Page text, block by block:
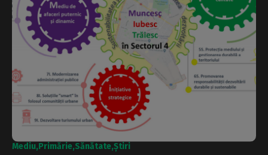
Mediu Primărie Sănătate Știri